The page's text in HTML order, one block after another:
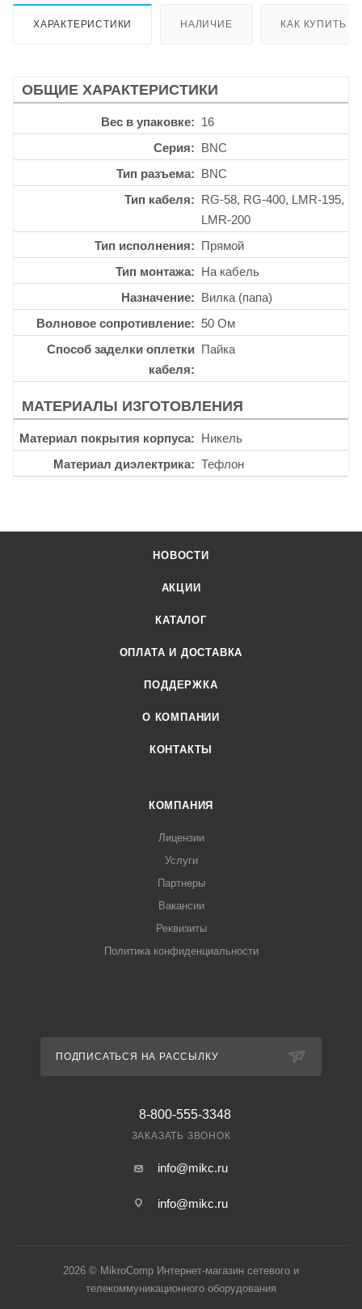
ХАРАКТЕРИСТИКИ НАЛИЧИЕ КАК КУПИТЬ
ОБЩИЕ ХАРАКТЕРИСТИКИ
Вес в упаковке
16
Серия
BNC
Тип разъема
BNC
Тип кабеля
RG-58, RG-400, LMR-195,
LMR-200
Тип исполнения
Прямой
Тип монтажа
На кабель
Назначение
Вилка (папа)
Волновое сопротивление
50 Ом
Способ заделки оплетки
кабеля
Пайка
МАТЕРИАЛЫ ИЗГОТОВЛЕНИЯ
Материал покрытия корпуса
Никель
Материал диэлектрика
Тефлон
НОВОСТИ
АКЦИИ
КАТАЛОГ
ОПЛАТА И ДОСТАВКА
ПОДДЕРЖКА
О КОМПАНИИ
КОНТАКТЫ
КОМПАНИЯ
Лицензии
Услуги
Партнеры
Вакансии
Реквизиты
Политика конфиденциальности
ПОДПИСАТЬСЯ НА РАССЫЛКУ
8-800-555-3348
ЗАКАЗАТЬ ЗВОНОК
info@mikc.ru
info@mikc.ru
2026 © MikroComp Интернет-магазин сетевого и
телекоммуникационного оборудования